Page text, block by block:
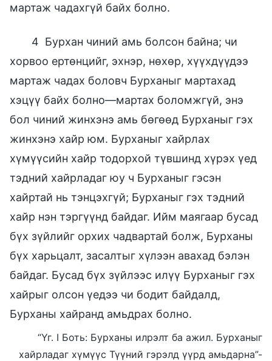
мартаж чадахгүй байх болно.
4 Бурхан чиний амь болсон байна; чи
хорвоо ертөнцийг, эхнэр, нөхөр, хүүхдүүдээ
мартаж чадах боловч Бурханыг мартахад
хэцүү байх болно—мартах боломжгүй, энэ
бол чиний жинхэнэ амь бөгөөд Бурханыг гэх
жинхэнэ хайр юм. Бурханыг хайрлах
хүмүүсийн хайр тодорхой түвшинд хүрэх үед
тэдний хайрладаг юу ч Бурханыг гэсэн
хайртай нь тэнцэхгүй; Бурханыг гэх тэдний
хайр нэн тэргүүнд байдаг. Ийм маягаар бусад
бүх зүйлийг орхих чадвартай болж, Бурханы
бүх харьцалт, засалтыг хүлээн авахад бэлэн
байдаг. Бусад бүх зүйлээс илүү Бурханыг гэх
хайрыг олсон үедээ чи бодит байдалд,
Бурханы хайранд амьдрах болно.
“Үг. I Боть: Бурханы илрэлт ба ажил. Бурханыг
хайрладаг хүмүүс Түүний гэрэлд үүрд амьдарна”-